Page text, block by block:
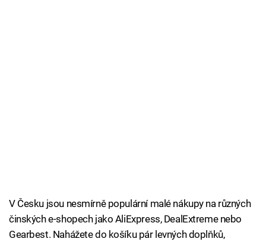
V Česku jsou nesmírně populární malé nákupy na různých
činských e-shopech jako AliExpress, DealExtreme nebo
Gearbest. Nahážete do košíku pár levných doplňků,